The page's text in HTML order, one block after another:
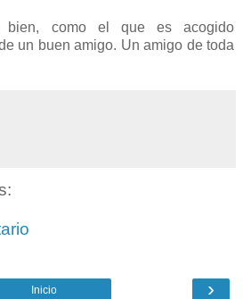
bien, como el que es acogido
un buen amigo. Un amigo de toda
›
Inicio